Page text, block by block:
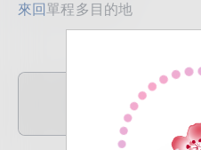
來回單程多目的地
臺北(桃園)